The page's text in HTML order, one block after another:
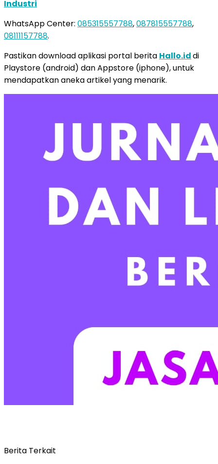
Industri
WhatsApp Center: 085315557788,087815557788,
08111157788.
Pastikan download aplikasi portal berita Hallo.iddi
Playstore (android) dan Appstore (iphone), untuk
mendapatkan aneka artikel yang menarik.
Berita Terkait